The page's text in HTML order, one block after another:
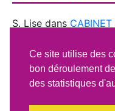
S. Lise dans
BEAUCE
Richard Laverydans
Ce site utilise des
bon déroulement
des statistiques